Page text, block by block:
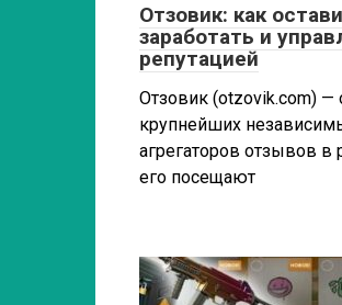
Отзовик: как
заработать и
репутацией
Отзовик (otzovik.com) —
крупнейших
агрегаторов отзывов в
его посещают